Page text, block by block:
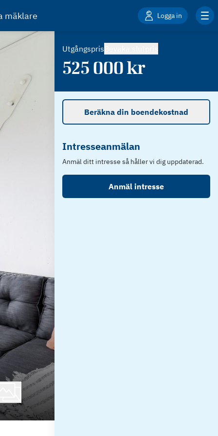
mäklare Logga in
Utgångspris
525 000kr
Beräkna din boendekostnad
Intresseanmälan
Anmäl ditt intresse så håller vi dig uppdaterad.
Anmäl intresse